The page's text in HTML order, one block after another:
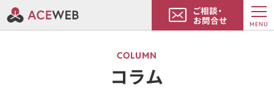
ご相談・
お問合せ
MENU
COLUMN
コラム